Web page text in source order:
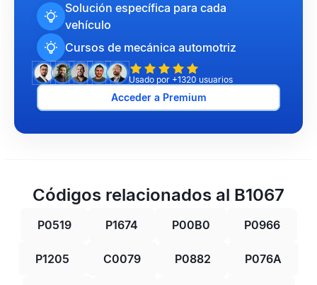
Solución específica para cada
vehículo
Cursos de mecánica automotriz
Usado por +1320 usuarios
Acceder a Premium
Códigos relacionados al B1067
P0519 P1674 P00B0 P0966
P1205 C0079 P0882 P076A